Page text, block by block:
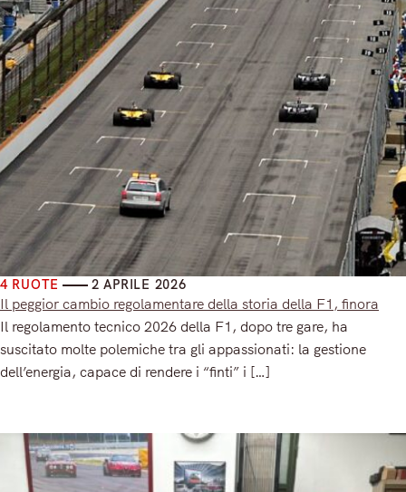
4 RUOTE 2 APRILE 2026
Il peggior cambio regolamentare della storia della F1, finora
Il regolamento tecnico 2026 della F1, dopo tre gare, ha
suscitato molte polemiche tra gli appassionati: la gestione
dell’energia, capace di rendere i “finti” i […]